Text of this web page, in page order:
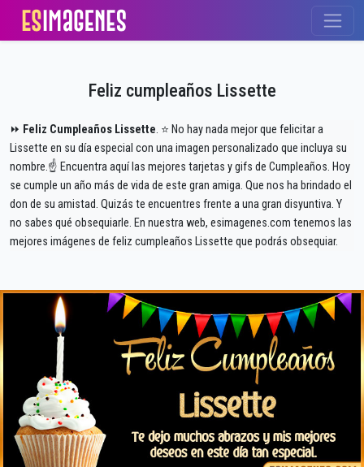
Feliz cumpleaños Lissette
⏩ Feliz Cumpleaños Lissette. ⭐ No hay nada mejor que felicitar a
Lissette en su día especial con una imagen personalizado que incluya su
nombre.☝ Encuentra aquí las mejores tarjetas y gifs de Cumpleaños. Hoy
se cumple un año más de vida de este gran amiga. Que nos ha brindado el
don de su amistad. Quizás te encuentres frente a una gran disyuntiva. Y
no sabes qué obsequiarle. En nuestra web, esimagenes.com tenemos las
mejores imágenes de feliz cumpleaños Lissette que podrás obsequiar.